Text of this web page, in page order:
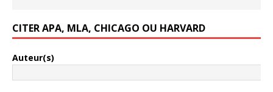
CITER APA, MLA, CHICAGO OU HARVARD
Auteur(s)